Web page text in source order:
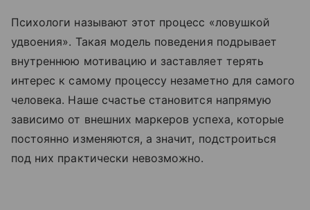
Психологи называют этот процесс «ловушкой
удвоения». Такая модель поведения подрывает
внутреннюю мотивацию и заставляет терять
интерес к самому процессу незаметно для самого
человека. Наше счастье становится напрямую
зависимо от внешних маркеров успеха, которые
постоянно изменяются, а значит, подстроиться
под них практически невозможно.